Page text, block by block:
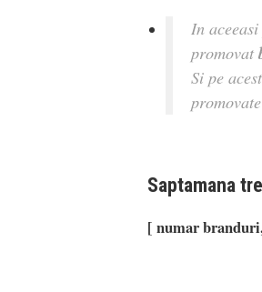
In
promovat
Si pe
Saptamana
[ numar